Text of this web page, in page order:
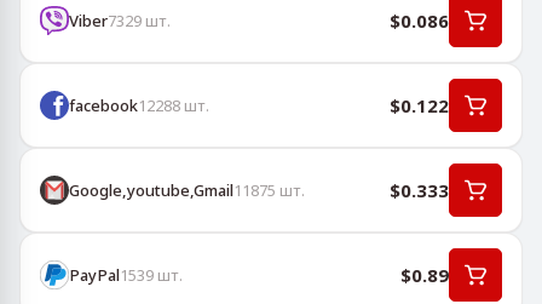
Viber7329 шт. $0.086
facebook12288 шт. $0.122
Google,youtube,Gmail11875 шт. $0.333
PayPal1539 шт. $0.89